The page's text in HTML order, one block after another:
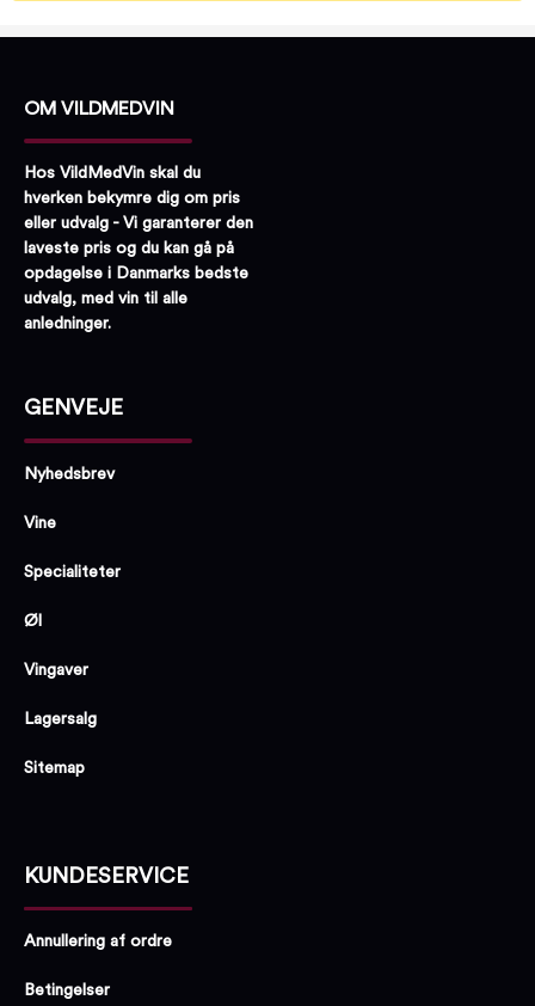
OM VILDMEDVIN
Hos VildMedVin skal du
hverken bekymre dig om pris
eller udvalg - Vi garanterer den
laveste pris og du kan gå på
opdagelse i Danmarks bedste
udvalg, med vin til alle
anledninger.
GENVEJE
Nyhedsbrev
Vine
Specialiteter
Øl
Vingaver
Lagersalg
Sitemap
KUNDESERVICE
Annullering af ordre
Betingelser